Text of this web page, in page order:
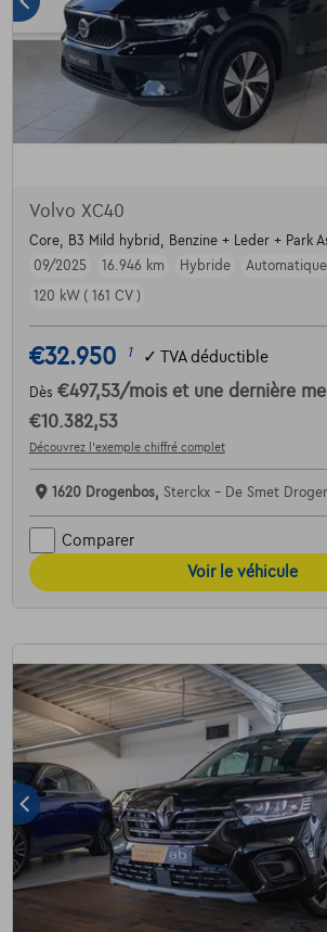
Volvo XC40
Core, B3 Mild hybrid, Benzine + Leder + Park
09/2025
16.946 km Hybride
Automatique
120 kW ( 161 CV )
€32.950 1 ✓ TVA déductible
Dès €497,53/mois et une dernière
€10.382,53
Découvrez l’exemple chiffré complet
1620 Drogenbos, Sterckx - De Smet
Comparer
Voir le véhicule